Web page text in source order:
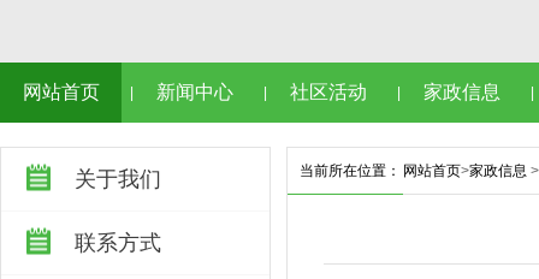
网站首页 新闻中心 社区活动 家政信息
关于我们
联系方式
当前所在位置： 网站首页>家政信息